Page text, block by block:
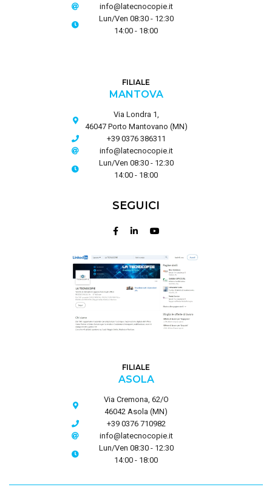
info@latecnocopie.it
Lun/Ven 08:30 - 12:30
14:00 - 18:00
FILIALE
MANTOVA
Via Londra 1,
46047 Porto Mantovano (MN)
+39 0376 386311
info@latecnocopie.it
Lun/Ven 08:30 - 12:30
14:00 - 18:00
SEGUICI
FILIALE
ASOLA
Via Cremona, 62/O
46042 Asola (MN)
+39 0376 710982
info@latecnocopie.it
Lun/Ven 08:30 - 12:30
14:00 - 18:00